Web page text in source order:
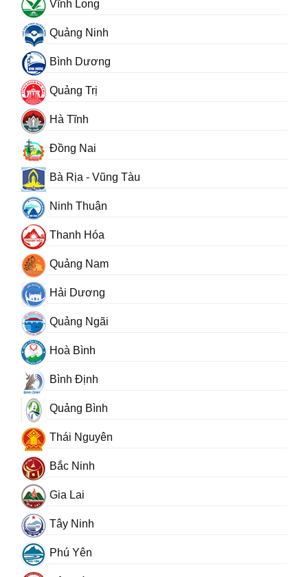
Vĩnh Long
Quảng Ninh
Bình Dương
Quảng Trị
Hà Tĩnh
Đồng Nai
Bà Rịa - Vũng Tàu
Ninh Thuận
Thanh Hóa
Quảng Nam
Hải Dương
Quảng Ngãi
Hoà Bình
Bình Định
Quảng Bình
Thái Nguyên
Bắc Ninh
Gia Lai
Tây Ninh
Phú Yên